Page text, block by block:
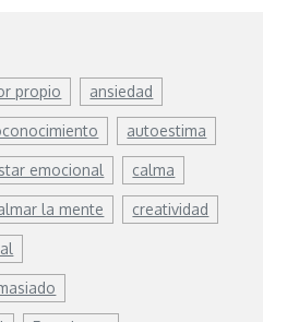
propio ansiedad
autoestima
emocional calma
la mente creatividad